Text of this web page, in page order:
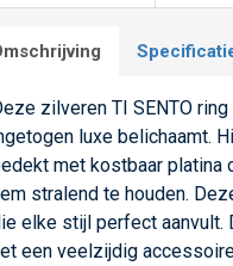
zilveren TI SENTO
luxe belichaamt.
met kostbaar platina
stralend te houden.
elke stijl perfect aanvult.
een veelzijdig